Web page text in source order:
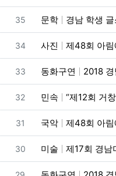
번호
35 문학 경남 학생
번호
34 사진 제48회 아림
번호
33 동화구연 2018
번호
32 민속 “제12회 거
번호
31 국악 제48회 아
번호
30 미술 제17회 경남
번호